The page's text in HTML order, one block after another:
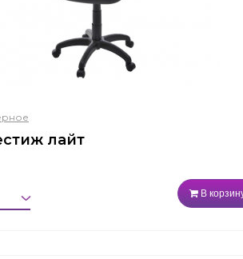
лайт
В